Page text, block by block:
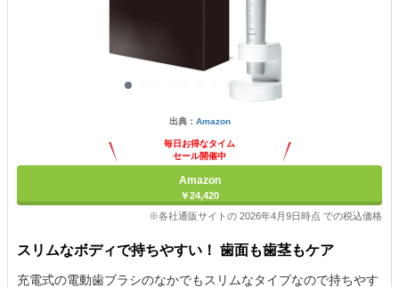
出典： Amazon
毎日お得なタイム
セール開催中
Amazon
￥24,420
※各社通販サイトの 2026年4月9日時点 での税込価格
スリムなボディで持ちやすい！ 歯面も歯茎もケア
充電式の電動歯ブラシのなかでもスリムなタイプなので持ちやす